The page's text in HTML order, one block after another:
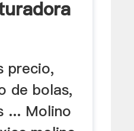
precio,
de bolas,
... Molino